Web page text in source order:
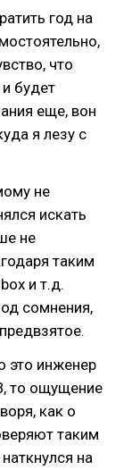
год на
что
будет
еще, вон
я лезу с
не
искать
не
таким
и т.д.
сомнения,
это инженер
то ощущение
как о
таким
на